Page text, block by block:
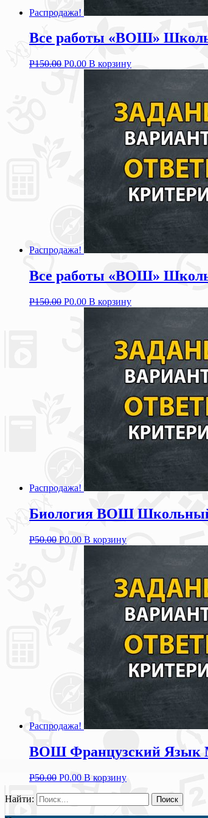
Распродажа!
Все работы «ВОШ»
Р150.00 Р0.00 В корзину
Распродажа!
Все работы «ВОШ»
Р150.00 Р0.00 В корзину
Распродажа!
Биология ВОШ Школьный
Р50.00 Р0.00 В корзину
Распродажа!
ВОШ Французский Язык
Р50.00 Р0.00 В корзину
Найти: